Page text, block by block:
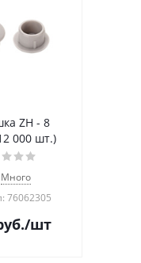
ZH - 8
000 шт.)
Много
76062305
/шт